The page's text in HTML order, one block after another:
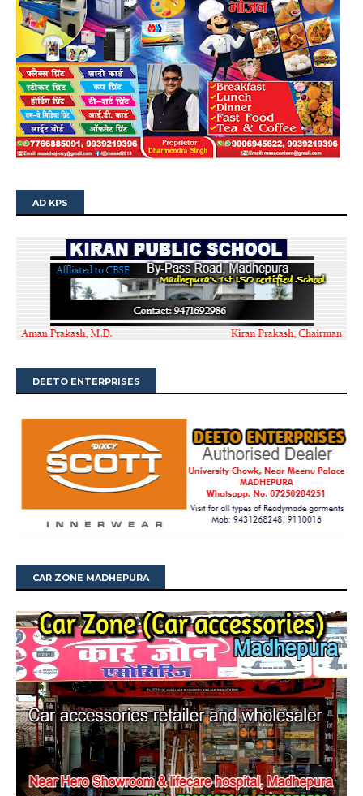
AD KPS
DEETO ENTERPRISES
CAR ZONE MADHEPURA